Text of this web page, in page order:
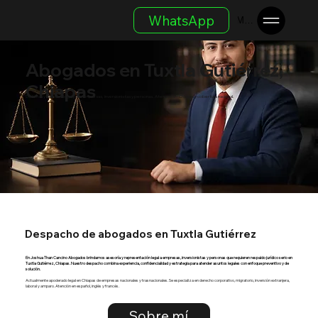
Menu
WhatsApp
Abogados en Tuxtla Gutiérrez,
Chiapas
Defensa y asesoría legal para empresas, inversionistas y personas. Atención en Chiapas y cobertura nacional.
Despacho de abogados en Tuxtla Gutiérrez
En Joshua Than Cancino Abogados brindamos asesoría y representación legal a empresas, inversionistas y personas que requieren respaldo jurídico serio en
Tuxtla Gutiérrez, Chiapas. Nuestro despacho combina experiencia, confidencialidad y estrategia para atender asuntos legales con enfoque preventivo y de
solución.
Actualmente apoderado legal en Chiapas de empresas nacionales y trasnacionales. Se especializa en derecho corporativo, migratorio, inversión extranjera,
laboral y amparo. Atención en español, inglés y francés.